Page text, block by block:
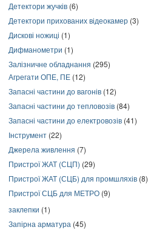
Детектори жучків (6)
Детектори прихованих відеокамер (3)
Дискові ножиці (1)
Дифманометри (1)
Залізничне обладнання (295)
Агрегати ОПЕ, ПЕ (12)
Запасні частини до вагонів (12)
Запасні частини до тепловозів (84)
Запасні частини до електровозів (41)
Інструмент (22)
Джерела живлення (7)
Пристрої ЖАТ (СЦП) (29)
Пристрої ЖАТ (СЦБ) для промшляхів (8)
Пристрої СЦБ для МЕТРО (9)
заклепки (1)
Запірна арматура (45)